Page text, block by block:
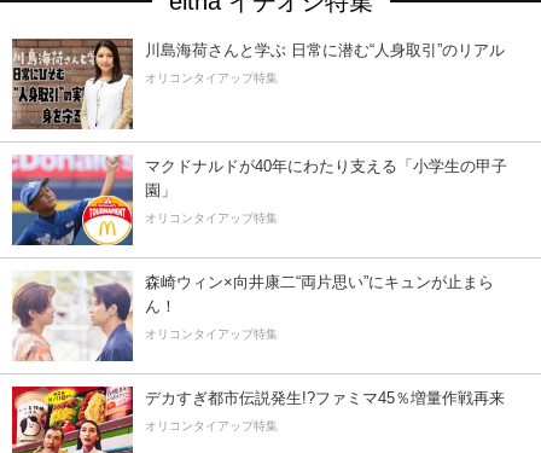
川島海荷さんと学ぶ 日常に潜む“人身取引”のリアル
オリコンタイアップ特集
マクドナルドが40年にわたり支える「小学生の甲子
園」
オリコンタイアップ特集
森崎ウィン×向井康二“両片思い”にキュンが止まら
ん！
オリコンタイアップ特集
デカすぎ都市伝説発生!?ファミマ45％増量作戦再来
オリコンタイアップ特集